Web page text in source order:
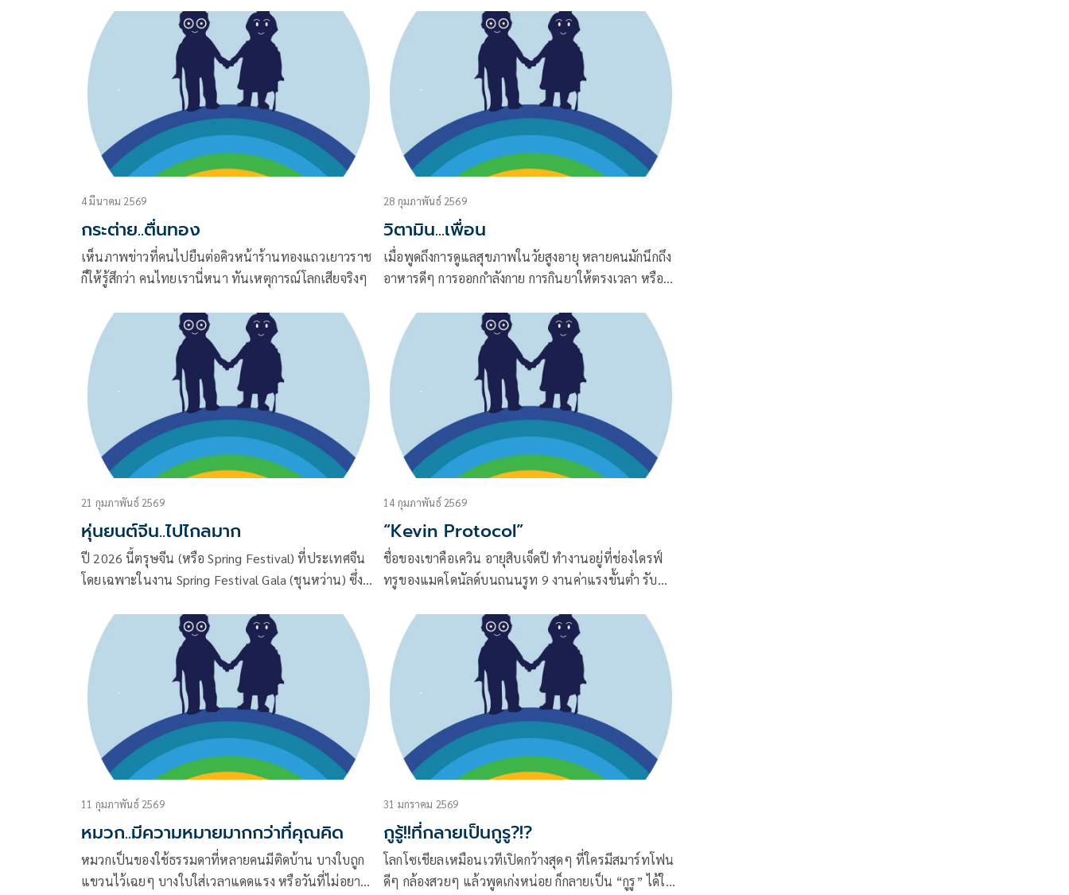
ถูก และบางคนคงถึงขั้นอยากจะตะโกนบอกว่า “โลกทุกวัน
นี้มันช่างไม่น่าอยู่เอาเสียเลย”
ผมไม่ได้อยากได้มัน ใช้แค่โทร.ออกเหมือนเครื่องเก่า จน
วันหนึ่งเผลอเปิดแอปชุมชนชื่อ Nextdoor และเกือบลบ
ทิ้ง กระทั่งเห็นโพสต์หนึ่งถามว่า “มีใครรู้วิธีปะถุงเท้าไหม
คะ? ถุงเท้าคุณปู่จากสงครามโลกครั้งที่สองกำลังเป็นรู แต่
ฉันอยากเก็บมันไว้”
4 มีนาคม 2569
กระต่าย..ตื่นทอง
เห็นภาพข่าวที่คนไปยืนต่อคิวหน้าร้านทองแถวเยาวราช
ก็ให้รู้สึกว่า คนไทยเรานี่หนา ทันเหตุการณ์โลกเสียจริงๆ
28 กุมภาพันธ์ 2569
วิตามิน...เพื่อน
เมื่อพูดถึงการดูแลสุขภาพในวัยสูงอายุ หลายคนมักนึกถึง
อาหารดีๆ การออกกำลังกาย การกินยาให้ตรงเวลา หรือ
ที่ไม่ต้องซื้อหา และไม่มีขายในร้านยา นั่นคือ…การมี
เพื่อน
21 กุมภาพันธ์ 2569
หุ่นยนต์จีน..ไปไกลมาก
ปี 2026 นี้ตรุษจีน (หรือ Spring Festival) ที่ประเทศจีน
โดยเฉพาะในงาน Spring Festival Gala (ชุนหว่าน) ซึ่ง
วันที่ 16 กุมภาพันธ์ 2026 มีการนำหุ่นยนต์ฮิวแมนนอยด์
(humanoid robots) มาใช้ในการแสดงเพื่อความบันเทิง
อย่างเห็นได้ชัดมากจริงๆ ค่ะ
14 กุมภาพันธ์ 2569
“Kevin Protocol”
ชื่อของเขาคือเควิน อายุสิบเจ็ดปี ทำงานอยู่ที่ช่องไดรฟ์
ทรูของแมคโดนัลด์บนถนนรูท 9 งานค่าแรงขั้นต่ำ รับ
บางตา
11 กุมภาพันธ์ 2569
หมวก..มีความหมายมากกว่าที่คุณคิด
หมวกเป็นของใช้ธรรมดาที่หลายคนมีติดบ้าน บางใบถูก
แขวนไว้เฉยๆ บางใบใส่เวลาแดดแรง หรือวันที่ไม่อยาก
31 มกราคม 2569
กูรู้!!ที่กลายเป็นกูรู?!?
โลกโซเชียลเหมือนเวทีเปิดกว้างสุดๆ ที่ใครมีสมาร์ทโฟน
ดีๆ กล้องสวยๆ แล้วพูดเก่งหน่อย ก็กลายเป็น “กูรู” ได้ใน